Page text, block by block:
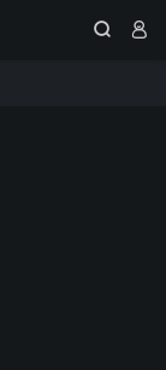
 